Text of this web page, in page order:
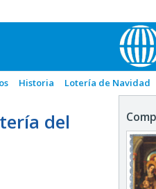
Historia Lotería de Navidad
del